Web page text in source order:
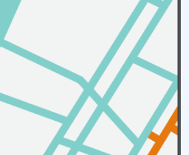
sürdürülebilir kalkınma potansiyellerini
Cilt I (Araştırma ve Tanımlama)
ve stratejik yönetimi tasarım süreci rehberi
Cilt II (İçerik)
destekleyen kapsamlı kentsel tasarım